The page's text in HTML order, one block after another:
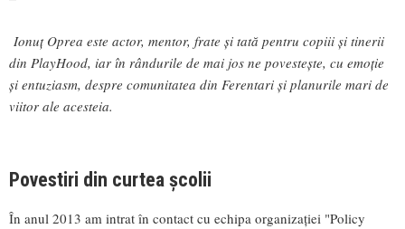
Ionuț Oprea este actor, mentor, frate și tată pentru copiii și tinerii
din PlayHood, iar în rândurile de mai jos ne povestește, cu emoție
și entuziasm, despre comunitatea din Ferentari și planurile mari de
viitor ale acesteia.
Povestiri din curtea școlii
În anul 2013 am intrat în contact cu echipa organizației "Policy